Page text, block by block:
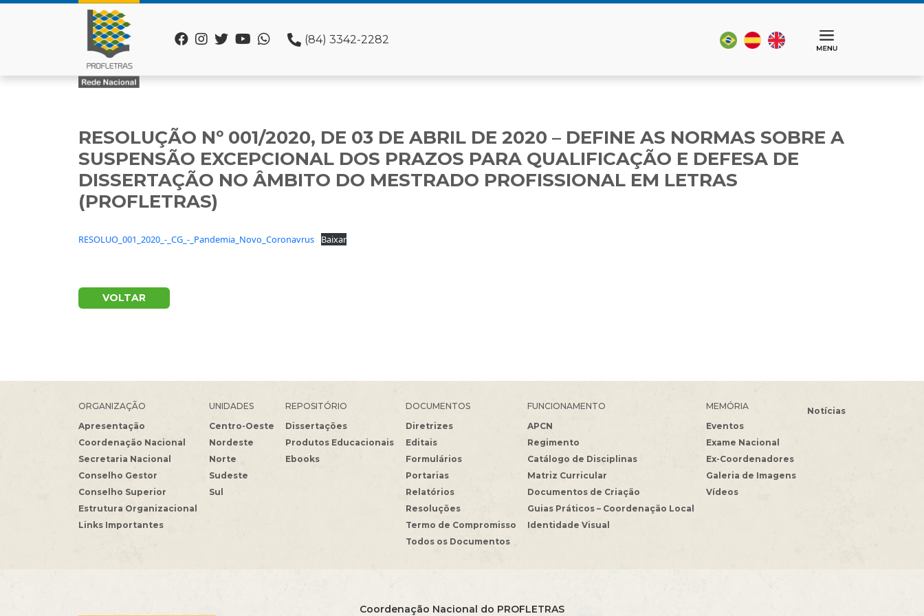
(84) 3342-2282
RESOLUÇÃO Nº 001/2020, DE 03 DE ABRIL DE 2020 – DEFINE AS NORMAS SOBRE A
SUSPENSÃO EXCEPCIONAL DOS PRAZOS PARA QUALIFICAÇÃO E DEFESA DE
DISSERTAÇÃO NO ÂMBITO DO MESTRADO PROFISSIONAL EM LETRAS
(PROFLETRAS)
RESOLUO_001_2020_-_CG_-_Pandemia_Novo_Coronavrus Baixar
VOLTAR
ORGANIZAÇÃO
Apresentação
Coordenação Nacional
Secretaria Nacional
Conselho Gestor
Conselho Superior
Estrutura Organizacional
Links Importantes
UNIDADES
Centro-Oeste
Nordeste
Norte
Sudeste
Sul
REPOSITÓRIO
Dissertações
Produtos Educacionais
Ebooks
DOCUMENTOS
Diretrizes
Editais
Formulários
Portarias
Relatórios
Resoluções
Termo de Compromisso
Todos os Documentos
FUNCIONAMENTO
APCN
Regimento
Catálogo de Disciplinas
Matriz Curricular
Documentos de Criação
Guias Práticos – Coordenação Local
Identidade Visual
MEMÓRIA
Eventos
Exame Nacional
Ex-Coordenadores
Galeria de Imagens
Vídeos
Notícias
Coordenação Nacional do PROFLETRAS